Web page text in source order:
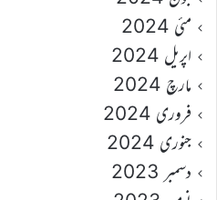
مئی 2024
اپریل 2024
مارچ 2024
فروری 2024
جنوری 2024
دسمبر 2023